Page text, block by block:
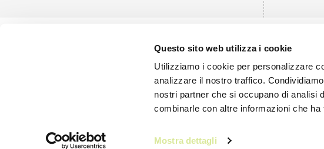
Questo sito web utilizza i cookie
Utilizziamo i cookie per personalizzare
analizzare il nostro traffico.
nostri partner che si occupano di analisi
combinarle con altre informazioni che
Mostra dettagli
SEMPRINI BIKE
P.iva/C.F:
Chi siamo
Contatti